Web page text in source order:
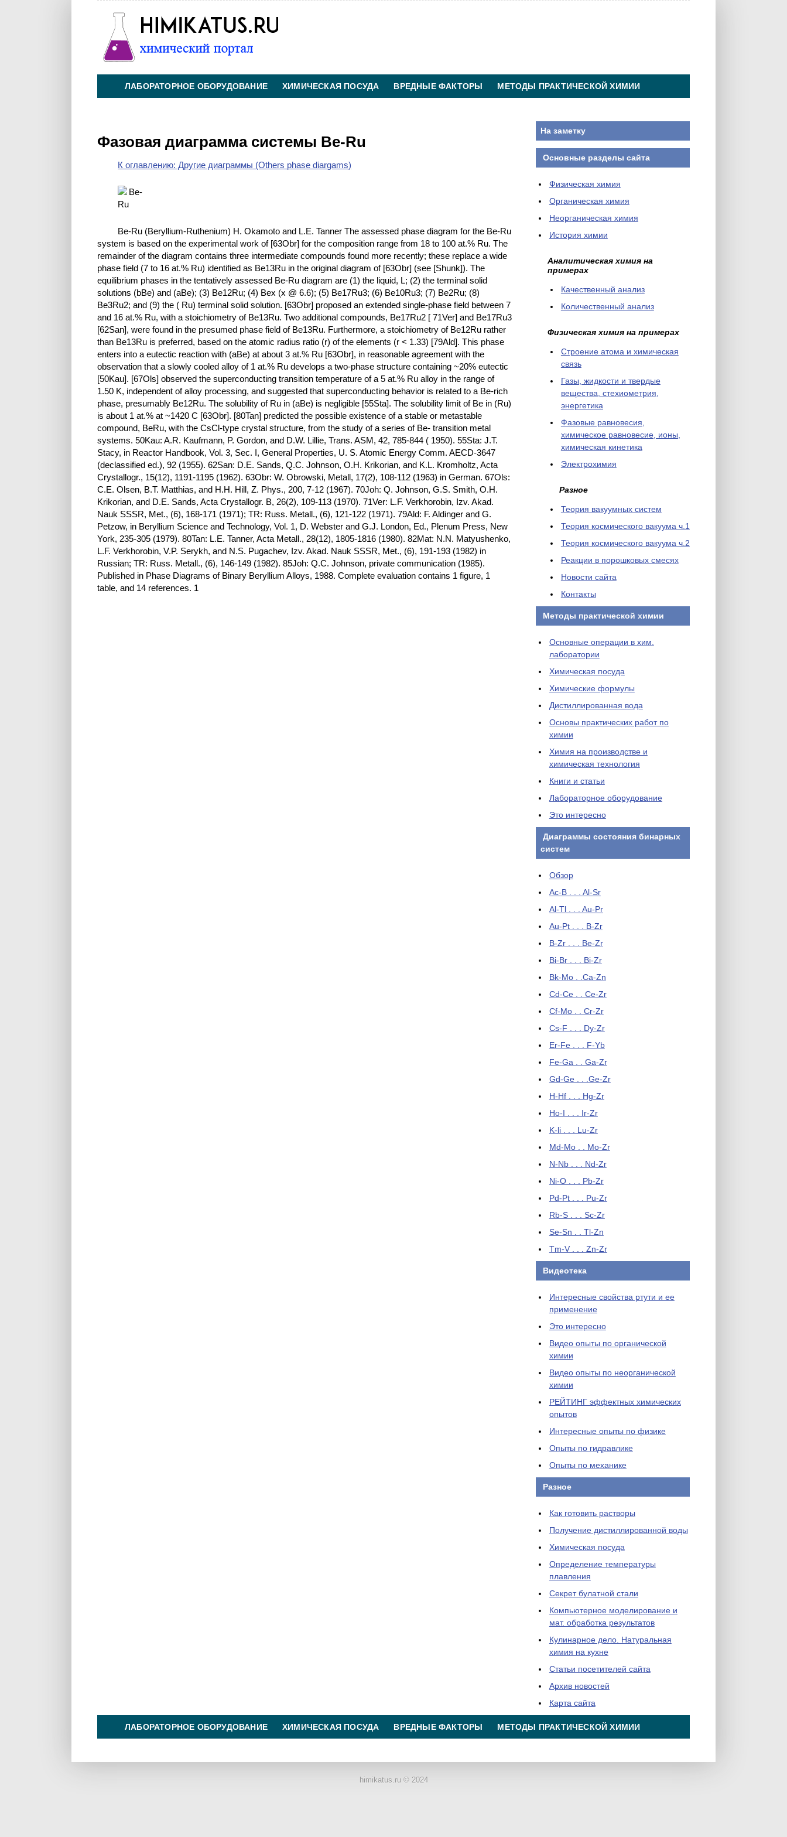
ЛАБОРАТОРНОЕ ОБОРУДОВАНИЕ ХИМИЧЕСКАЯ ПОСУДА ВРЕДНЫЕ ФАКТОРЫ МЕТОДЫ ПРАКТИЧЕСКОЙ ХИМИИ
Фазовая диаграмма системы Be-Ru
К оглавлению: Другие диаграммы (Others phase diargams)
Be-Ru (Beryllium-Ruthenium) H. Okamoto and L.E. Tanner The assessed phase diagram for the Be-Ru
system is based on the experimental work of [63Obr] for the composition range from 18 to 100 at.% Ru. The
remainder of the diagram contains three intermediate compounds found more recently; these replace a wide
phase field (7 to 16 at.% Ru) identified as Be13Ru in the original diagram of [63Obr] (see [Shunk]). The
equilibrium phases in the tentatively assessed Be-Ru diagram are (1) the liquid, L; (2) the terminal solid
solutions (bBe) and (aBe); (3) Be12Ru; (4) Bex (x @ 6.6); (5) Be17Ru3; (6) Be10Ru3; (7) Be2Ru; (8)
Be3Ru2; and (9) the ( Ru) terminal solid solution. [63Obr] proposed an extended single-phase field between 7
and 16 at.% Ru, with a stoichiometry of Be13Ru. Two additional compounds, Be17Ru2 [ 71Ver] and Be17Ru3
[62San], were found in the presumed phase field of Be13Ru. Furthermore, a stoichiometry of Be12Ru rather
than Be13Ru is preferred, based on the atomic radius ratio (r) of the elements (r < 1.33) [79Ald]. This phase
enters into a eutectic reaction with (aBe) at about 3 at.% Ru [63Obr], in reasonable agreement with the
observation that a slowly cooled alloy of 1 at.% Ru develops a two-phase structure containing ~20% eutectic
[50Kau]. [67Ols] observed the superconducting transition temperature of a 5 at.% Ru alloy in the range of
1.50 K, independent of alloy processing, and suggested that superconducting behavior is related to a Be-rich
phase, presumably Be12Ru. The solubility of Ru in (aBe) is negligible [55Sta]. The solubility limit of Be in (Ru)
is about 1 at.% at ~1420 C [63Obr]. [80Tan] predicted the possible existence of a stable or metastable
compound, BeRu, with the CsCl-type crystal structure, from the study of a series of Be- transition metal
systems. 50Kau: A.R. Kaufmann, P. Gordon, and D.W. Lillie, Trans. ASM, 42, 785-844 ( 1950). 55Sta: J.T.
Stacy, in Reactor Handbook, Vol. 3, Sec. I, General Properties, U. S. Atomic Energy Comm. AECD-3647
(declassified ed.), 92 (1955). 62San: D.E. Sands, Q.C. Johnson, O.H. Krikorian, and K.L. Kromholtz, Acta
Crystallogr., 15(12), 1191-1195 (1962). 63Obr: W. Obrowski, Metall, 17(2), 108-112 (1963) in German. 67Ols:
C.E. Olsen, B.T. Matthias, and H.H. Hill, Z. Phys., 200, 7-12 (1967). 70Joh: Q. Johnson, G.S. Smith, O.H.
Krikorian, and D.E. Sands, Acta Crystallogr. B, 26(2), 109-113 (1970). 71Ver: L.F. Verkhorobin, Izv. Akad.
Nauk SSSR, Met., (6), 168-171 (1971); TR: Russ. Metall., (6), 121-122 (1971). 79Ald: F. Aldinger and G.
Petzow, in Beryllium Science and Technology, Vol. 1, D. Webster and G.J. London, Ed., Plenum Press, New
York, 235-305 (1979). 80Tan: L.E. Tanner, Acta Metall., 28(12), 1805-1816 (1980). 82Mat: N.N. Matyushenko,
L.F. Verkhorobin, V.P. Serykh, and N.S. Pugachev, Izv. Akad. Nauk SSSR, Met., (6), 191-193 (1982) in
Russian; TR: Russ. Metall., (6), 146-149 (1982). 85Joh: Q.C. Johnson, private communication (1985).
Published in Phase Diagrams of Binary Beryllium Alloys, 1988. Complete evaluation contains 1 figure, 1
table, and 14 references. 1
На заметку
Основные разделы сайта
Физическая химия
Органическая химия
Неорганическая химия
История химии
Аналитическая химия на
примерах
Качественный анализ
Количественный анализ
Физическая химия на примерах
Cтроение атома и химическая
связь
Газы, жидкости и твердые
вещества, стехиометрия,
энергетика
Фазовые равновесия,
химическое равновесие, ионы,
химическая кинетика
Электрохимия
Разное
Теория вакуумных систем
Теория космического вакуума ч.1
Теория космического вакуума ч.2
Реакции в порошковых смесях
Новости сайта
Контакты
Методы практической химии
Основные операции в хим.
лаборатории
Химическая посуда
Химические формулы
Дистиллированная вода
Основы практических работ по
химии
Химия на производстве и
химическая технология
Книги и статьи
Лабораторное оборудование
Это интересно
Диаграммы состояния бинарных
систем
Обзор
Ac-B . . . Al-Sr
Al-Tl . . . Au-Pr
Au-Pt . . . B-Zr
B-Zr . . . Be-Zr
Bi-Br . . . Bi-Zr
Bk-Mo . .Ca-Zn
Cd-Ce . . Ce-Zr
Cf-Mo . . Cr-Zr
Cs-F . . . Dy-Zr
Er-Fe . . . F-Yb
Fe-Ga . . Ga-Zr
Gd-Ge . . .Ge-Zr
H-Hf . . . Hg-Zr
Ho-I . . . Ir-Zr
K-li . . . Lu-Zr
Md-Mo . . Mo-Zr
N-Nb . . . Nd-Zr
Ni-O . . . Pb-Zr
Pd-Pt . . . Pu-Zr
Rb-S . . . Sc-Zr
Se-Sn . . Tl-Zn
Tm-V . . . Zn-Zr
Видеотека
Интересные свойства ртути и ее
применение
Это интересно
Видео опыты по органической
химии
Видео опыты по неорганической
химии
РЕЙТИНГ эффектных химических
опытов
Интересные опыты по физике
Опыты по гидравлике
Опыты по механике
Разное
Как готовить растворы
Получение дистиллированной воды
Химическая посуда
Определение температуры
плавления
Секрет булатной стали
Компьютерное моделирование и
мат. обработка результатов
Кулинарное дело. Натуральная
химия на кухне
Статьи посетителей сайта
Архив новостей
Карта сайта
ЛАБОРАТОРНОЕ ОБОРУДОВАНИЕ ХИМИЧЕСКАЯ ПОСУДА ВРЕДНЫЕ ФАКТОРЫ МЕТОДЫ ПРАКТИЧЕСКОЙ ХИМИИ
himikatus.ru © 2024